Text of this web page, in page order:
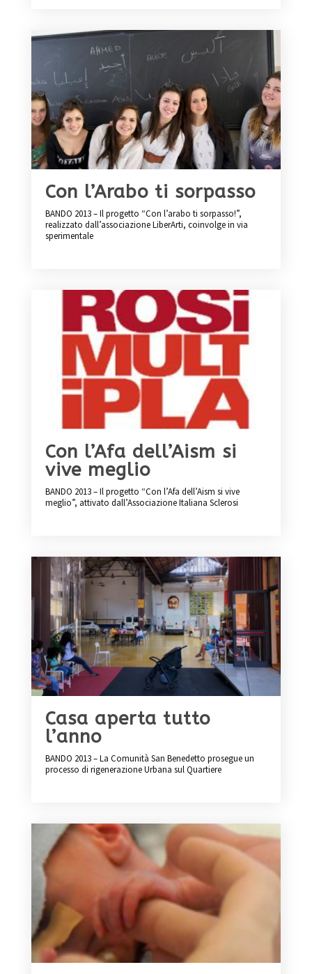
Con l’Arabo ti sorpasso
BANDO 2013 – Il progetto “Con l’arabo ti sorpasso!”,
realizzato dall’associazione LiberArti, coinvolge in via
sperimentale
Con l’Afa dell’Aism si
vive meglio
BANDO 2013 – Il progetto “Con l’Afa dell’Aism si vive
meglio”, attivato dall’Associazione Italiana Sclerosi
Casa aperta tutto
l’anno
BANDO 2013 – La Comunità San Benedetto prosegue un
processo di rigenerazione Urbana sul Quartiere